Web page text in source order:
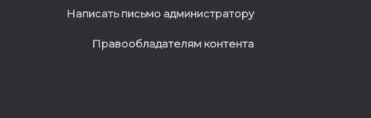
Написать письмо администратору
Правообладателям контента